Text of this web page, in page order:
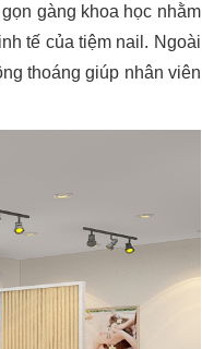
gàng khoa học nhằm
tế của tiệm nail. Ngoài
thoáng giúp nhân viên